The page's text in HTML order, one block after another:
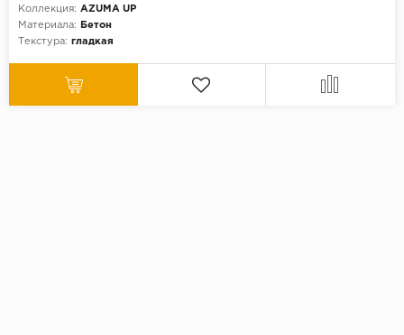
Коллекция: AZUMA UP
Материала:
Бетон
Текстура: гладкая